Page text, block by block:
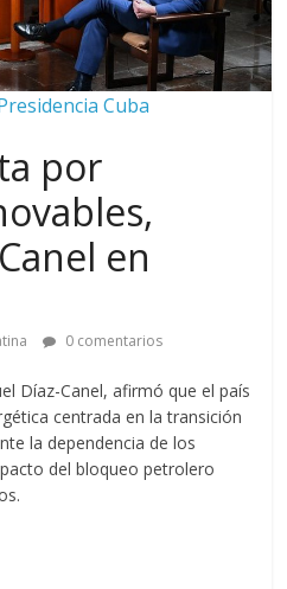
Cuba
por
en
0 comentarios
Díaz-Canel, afirmó que el país
centrada en la transición
la dependencia de los
del bloqueo petrolero